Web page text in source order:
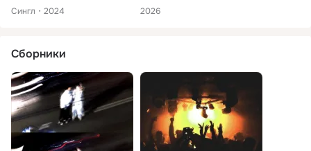
Сингл
2024
2026
Сборники